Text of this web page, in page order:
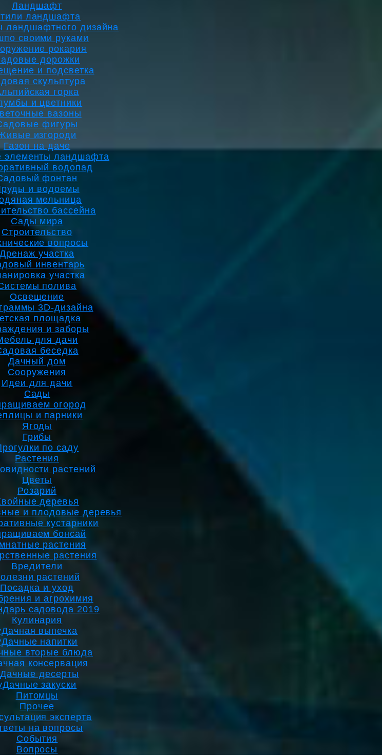
Ландшафт
ландшафта
ландшафтного дизайна
своими руками
рокария
дорожки
и подсветка
скульптура
горка
и цветники
вазоны
фигуры
изгороди
Газон на даче
элементы ландшафта
водопад
фонтан
и водоемы
мельница
бассейна
Сады мира
Строительство
вопросы
Дренаж участка
инвентарь
участка
полива
Освещение
3D-дизайна
площадка
и заборы
для дачи
беседка
Дачный дом
Сооружения
Идеи для дачи
Сады
огород
и парники
Ягоды
Грибы
по саду
Растения
растений
Цветы
Розарий
деревья
и плодовые деревья
кустарники
бонсай
растения
растения
Вредители
растений
Посадка и уход
и агрохимия
садовода 2019
Кулинария
выпечка
напитки
вторые блюда
консервация
десерты
закуски
Питомцы
Прочее
эксперта
на вопросы
События
Вопросы